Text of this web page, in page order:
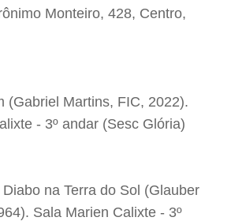
Monteiro, 428, Centro,
(Gabriel Martins, FIC, 2022).
- 3º andar (Sesc Glória)
na Terra do Sol (Glauber
Sala Marien Calixte - 3º